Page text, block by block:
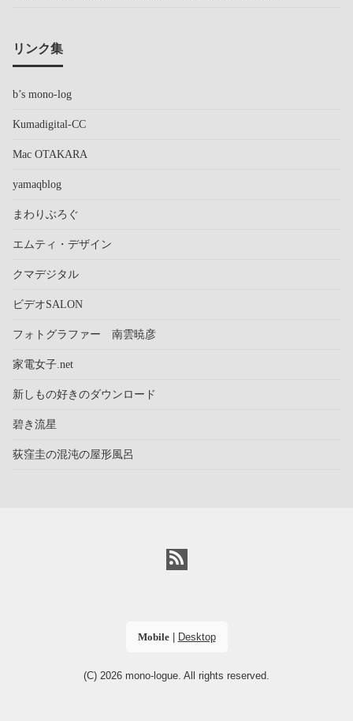
リンク集
b’s mono-log
Kumadigital-CC
Mac OTAKARA
yamaqblog
まわりぶろぐ
エムティ・デザイン
クマデジタル
ビデオSALON
フォトグラファー 南雲暁彦
家電女子.net
新しもの好きのダウンロード
碧き流星
荻窪圭の混沌の屋形風呂
Mobile| Desktop
(C) 2026 mono-logue . All rights reserved.